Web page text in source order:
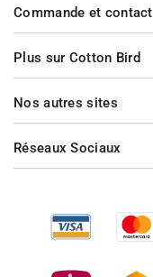
Commande et contact
Plus sur Cotton Bird
Nos autres sites
Réseaux Sociaux